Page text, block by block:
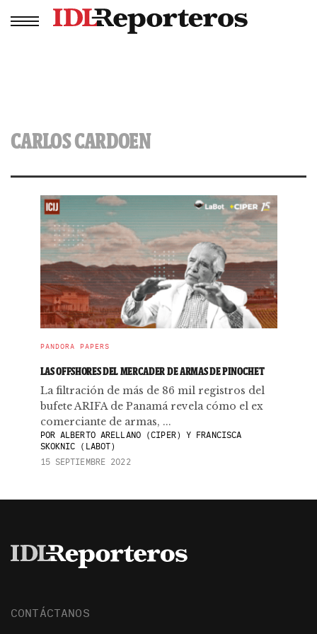
CARLOS CARDOEN
PANDORA PAPERS
LAS OFFSHORES DEL MERCADER DE ARMAS DE PINOCHET
La filtración de más de 86 mil registros del
bufete ARIFA de Panamá revela cómo el ex
comerciante de armas, ...
PORALBERTO ARELLANO (CIPER) Y FRANCISCA
SKOKNIC (LABOT)
15 SEPTIEMBRE 2022
CONTÁCTANOS